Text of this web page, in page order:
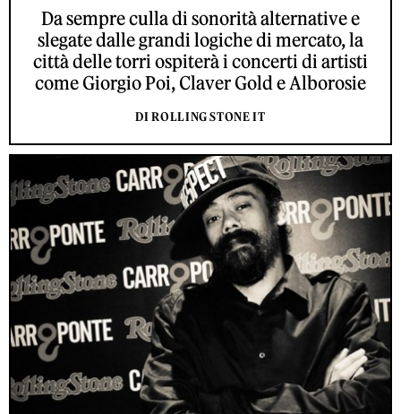
Da sempre culla di sonorità alternative e
slegate dalle grandi logiche di mercato, la
città delle torri ospiterà i concerti di artisti
come Giorgio Poi, Claver Gold e Alborosie
DI ROLLING STONE IT